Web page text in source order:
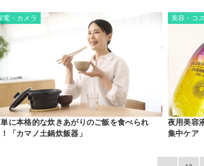
電・カメラ
に本格的な炊きあがりのご飯を食べられ
「カマノ土鍋炊飯器」
美容・コ
夜用美容
集中ケア